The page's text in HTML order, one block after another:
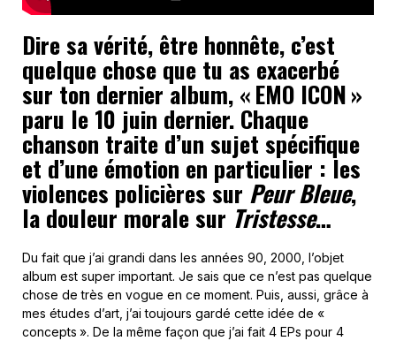
Dire sa vérité, être honnête, c’est
quelque chose que tu as exacerbé
sur ton dernier album, « EMO ICON »
paru le 10 juin dernier. Chaque
chanson traite d’un sujet spécifique
et d’une émotion en particulier : les
violences policières sur Peur Bleue,
la douleur morale sur Tristesse…
Du fait que j’ai grandi dans les années 90, 2000, l’objet
album est super important. Je sais que ce n’est pas quelque
chose de très en vogue en ce moment. Puis, aussi, grâce à
mes études d’art, j’ai toujours gardé cette idée de «
concepts ». De la même façon que j’ai fait 4 EPs pour 4